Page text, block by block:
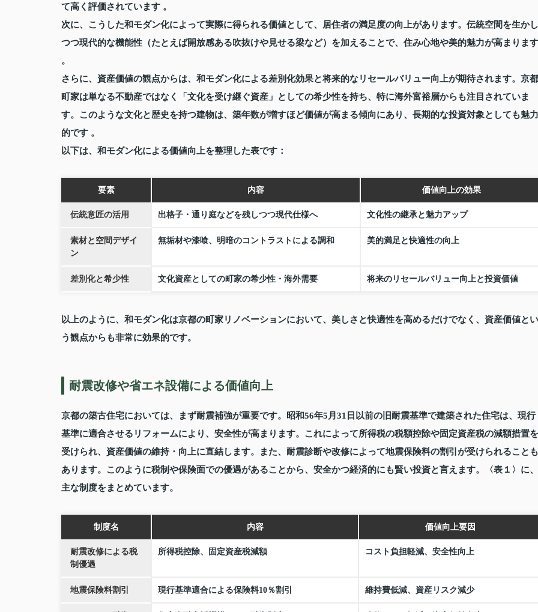
て高く評価されています 。
次に、こうした和モダン化によって実際に得られる価値として、居住者の満足度の向上があります。伝統空間を生かし
つつ現代的な機能性（たとえば開放感ある吹抜けや見せる梁など）を加えることで、住み心地や美的魅力が高まります
。
さらに、資産価値の観点からは、和モダン化による差別化効果と将来的なリセールバリュー向上が期待されます。京都
町家は単なる不動産ではなく「文化を受け継ぐ資産」としての希少性を持ち、特に海外富裕層からも注目されていま
す。このような文化と歴史を持つ建物は、築年数が増すほど価値が高まる傾向にあり、長期的な投資対象としても魅力
的です 。
以下は、和モダン化による価値向上を整理した表です：
要素 内容 価値向上の効果
伝統意匠の活用 出格子・通り庭などを残しつつ現代仕様へ 文化性の継承と魅力アップ
素材と空間デザイ
ン
無垢材や漆喰、明暗のコントラストによる調和 美的満足と快適性の向上
差別化と希少性 文化資産としての町家の希少性・海外需要 将来のリセールバリュー向上と投資価値
以上のように、和モダン化は京都の町家リノベーションにおいて、美しさと快適性を高めるだけでなく、資産価値とい
う観点からも非常に効果的です。
耐震改修や省エネ設備による価値向上
京都の築古住宅においては、まず耐震補強が重要です。昭和56年5月31日以前の旧耐震基準で建築された住宅は、現行
基準に適合させるリフォームにより、安全性が高まります。これによって所得税の税額控除や固定資産税の減額措置を
受けられ、資産価値の維持・向上に直結します。また、耐震診断や改修によって地震保険料の割引が受けられることも
あります。このように税制や保険面での優遇があることから、安全かつ経済的にも賢い投資と言えます。〈表１〉に、
主な制度をまとめています。
制度名 内容 価値向上要因
耐震改修による税
制優遇
所得税控除、固定資産税減額 コスト負担軽減、安全性向上
地震保険料割引 現行基準適合による保険料10％割引 維持費低減、資産リスク減少